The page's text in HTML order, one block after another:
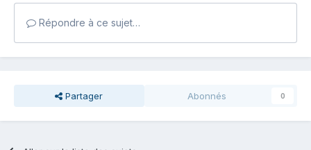
Répondre à ce sujet…
Partager Abonnés 0